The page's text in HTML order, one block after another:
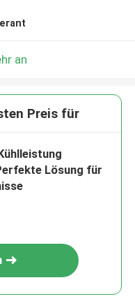
an
Preis für
Lösung für